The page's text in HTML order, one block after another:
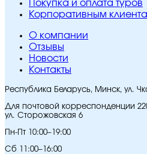
Покупка и оплата туров
Корпоративным
O компании
Отзывы
Новости
Контакты
Республика Беларусь, Минск, ул.
Для почтовой корреспонденции
ул. Сторожовская 6
Пн-Пт 10:00–19:00
Сб 11:00–16:00